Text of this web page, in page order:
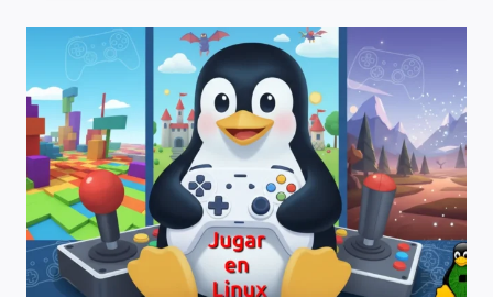
DESCARGAS
EN
OTROS
DISPOSITIVOS
REMOTAMENTE